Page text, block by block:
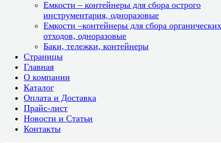
Емкости – контейнеры для сбора острого
инструментария, одноразовые
Емкости –контейнеры для сбора органических
отходов, одноразовые
Баки, тележки, контейнеры
Страницы
Главная
О компании
Каталог
Оплата и Доставка
Прайс-лист
Новости и Статьи
Контакты